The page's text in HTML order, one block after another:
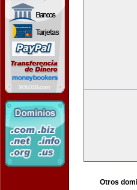
Otros